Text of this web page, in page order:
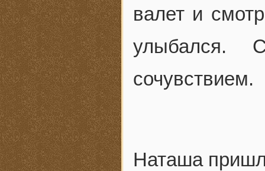
валет и
улыбался.
сочувствием.
Наташа